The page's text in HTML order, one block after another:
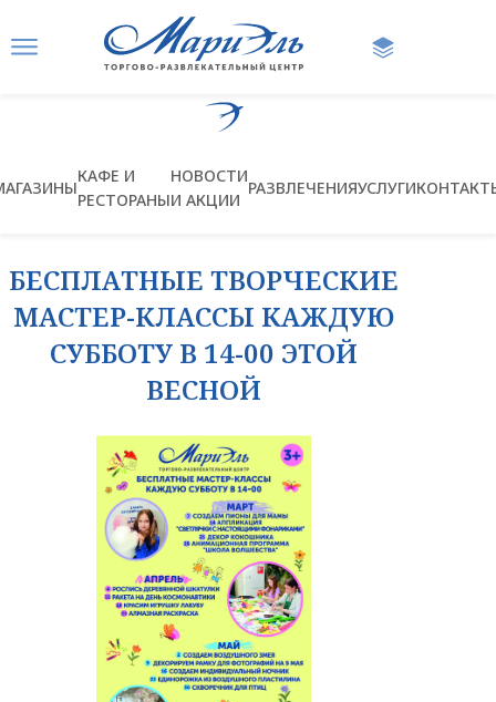
Ссылка на главную страницу
КАФЕ И
РЕСТОРАНЫ
НОВОСТИ
И АКЦИИ
РАЗВЛЕЧЕНИЯУСЛУГИ
БЕСПЛАТНЫЕ ТВОРЧЕСКИЕ
МАСТЕР-КЛАССЫ КАЖДУЮ
СУББОТУ В 14-00 ЭТОЙ
ВЕСНОЙ